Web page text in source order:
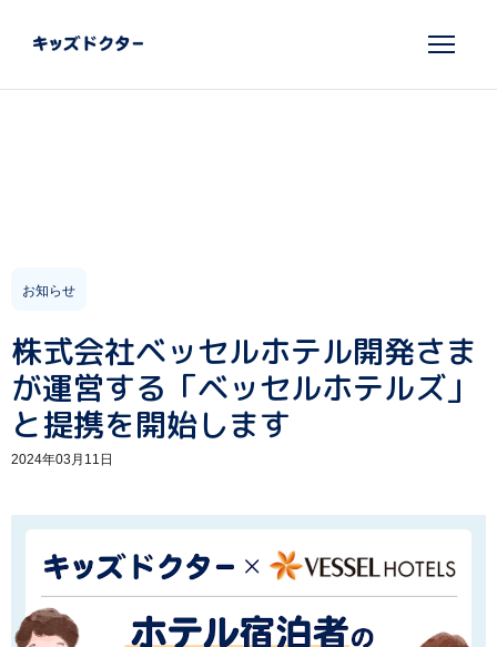
お知らせ
株式会社ベッセルホテル開発さま
が運営する「ベッセルホテルズ」
と提携を開始します
2024年03月11日